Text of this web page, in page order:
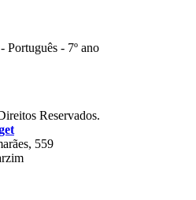
Português - 7º ano
Reservados.
559